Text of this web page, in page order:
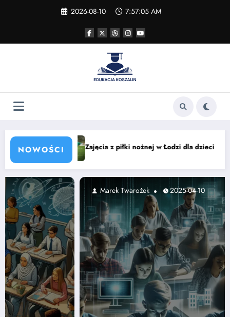
2026-08-10 7:57:07 AM
NOWOŚCI
w Łodzi dla dzieci — nauka i zabawa Smaki świata: azjatyckie
Marek Twarożek 2025-04-10